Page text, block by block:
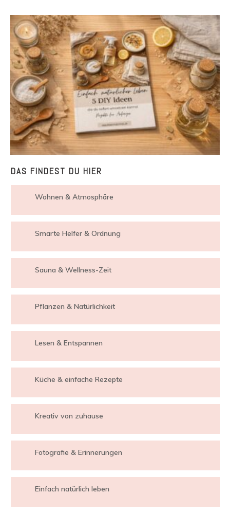
DAS FINDEST DU HIER
Wohnen & Atmosphäre
Smarte Helfer & Ordnung
Sauna & Wellness-Zeit
Pflanzen & Natürlichkeit
Lesen & Entspannen
Küche & einfache Rezepte
Kreativ von zuhause
Fotografie & Erinnerungen
Einfach natürlich leben